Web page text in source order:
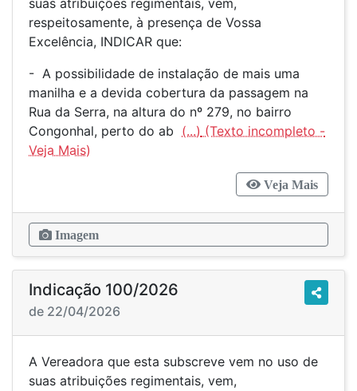
suas atribuições regimentais, vem,
respeitosamente, à presença de Vossa
Excelência, INDICAR que:
- A possibilidade de instalação de mais uma
manilha e a devida cobertura da passagem na
Rua da Serra, na altura do nº 279, no bairro
Congonhal, perto do ab (...)
Veja Mais
Imagem
Indicação 100/2026
de 22/04/2026
A Vereadora que esta subscreve vem no uso de
suas atribuições regimentais, vem,